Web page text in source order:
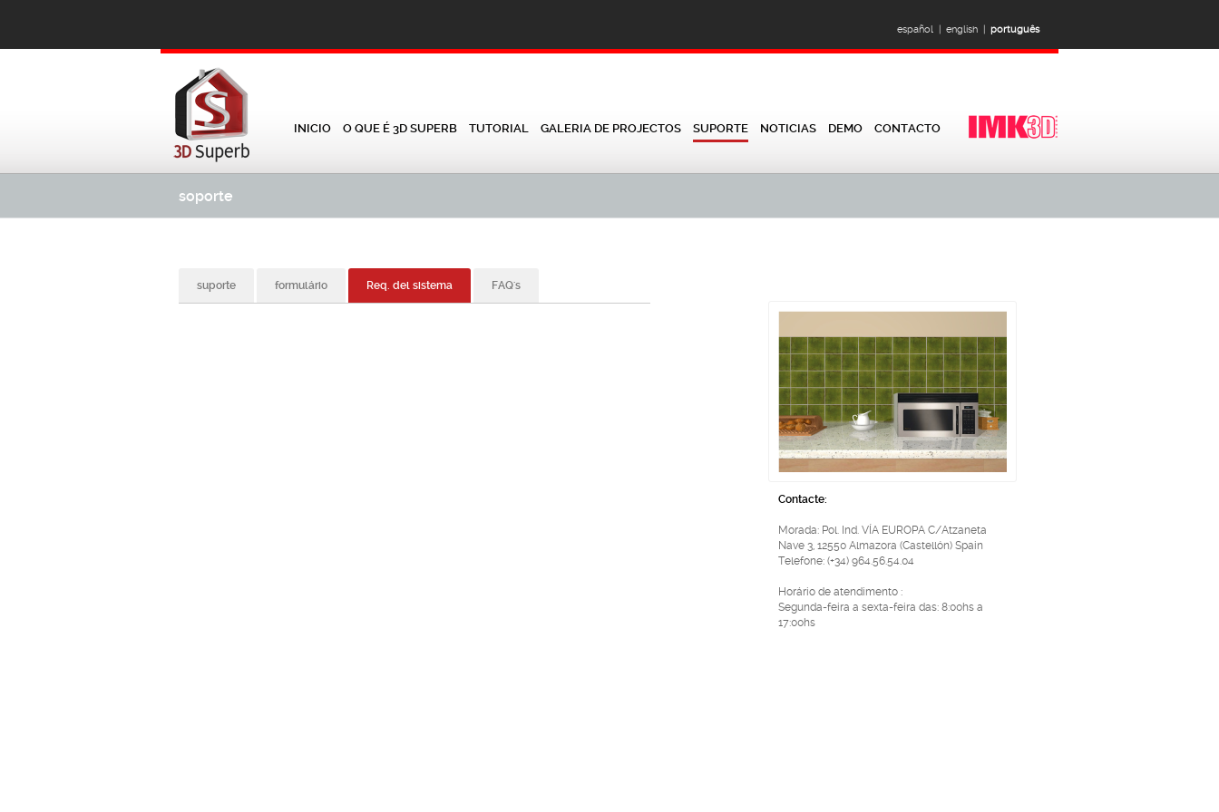
português
english |
español |
INICIO O QUE É 3D SUPERB TUTORIAL GALERIA DE PROJECTOS SUPORTE NOTICIAS DEMO CONTACTO
soporte
suporte formulário Req. del sistema FAQ's
Contacte:
Morada: Pol. Ind. VÍA EUROPA C/Atzaneta
Nave 3, 12550 Almazora (Castellón) Spain
Telefone: (+34) 964.56.54.04
Horário de atendimento :
Segunda-feira a sexta-feira das: 8:00hs a
17:00hs